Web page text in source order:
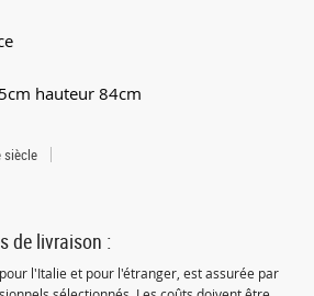
hauteur 84cm
siècle
de livraison :
l'Italie et pour l'étranger, est assurée par